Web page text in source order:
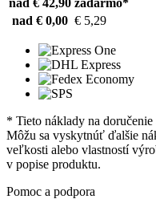
nad € 0,00 € 5,29
* Tieto náklady na
Môžu sa vyskytnúť ďalšie
veľkosti alebo vlastností
v popise produktu.
Pomoc a podpora